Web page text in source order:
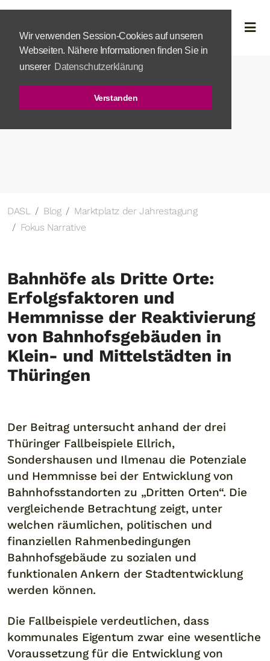
Wir verwenden Session-Cookies auf unseren
Webseiten. Nähere Informationen finden Sie in
unserer Datenschutzerklärung
Verstanden
DASL Blog
Marktplatz der Jahrestagung
Fokus Narrative
Bahnhöfe als Dritte Orte:
Erfolgsfaktoren und
Hemmnisse der Reaktivierung
von Bahnhofsgebäuden in
Klein- und Mittelstädten in
Thüringen
Der Beitrag untersucht anhand der drei
Thüringer Fallbeispiele Ellrich,
Sondershausen und Ilmenau die Potenziale
und Hemmnisse bei der Entwicklung von
Bahnhofsstandorten zu „Dritten Orten“. Die
vergleichende Betrachtung zeigt, unter
welchen räumlichen, politischen und
finanziellen Rahmenbedingungen
Bahnhofsgebäude zu sozialen und
funktionalen Ankern der Stadtentwicklung
werden können.
Die Fallbeispiele verdeutlichen, dass
kommunales Eigentum zwar eine wesentliche
Voraussetzung für die Entwicklung von